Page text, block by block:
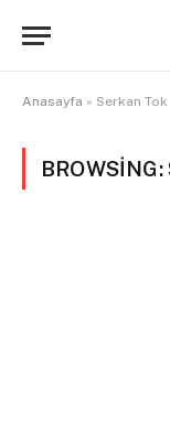
Anasayfa » Serkan Tok
BROWSING: